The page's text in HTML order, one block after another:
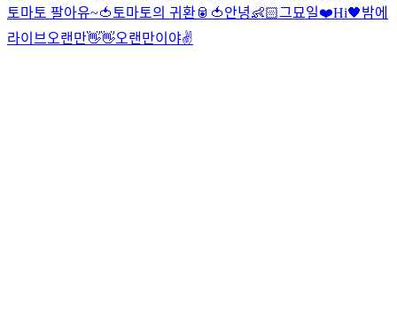
토마토 팔아유~🍅 토마토의 귀환🥫🍅안녕👶🏻그묘일❤️Hi🖤밤에
라이브 오랜만👋👋오랜만이야✌️